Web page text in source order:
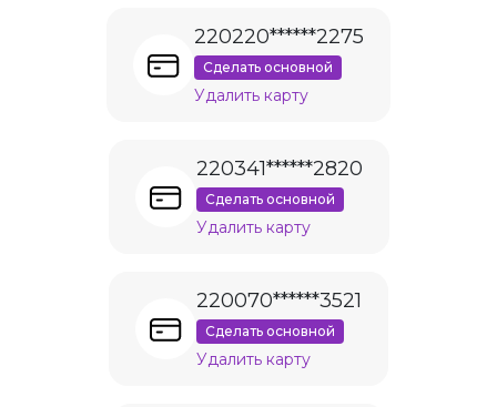
220220******2275
Сделать основной
Удалить карту
220341******2820
Сделать основной
Удалить карту
220070******3521
Сделать основной
Удалить карту